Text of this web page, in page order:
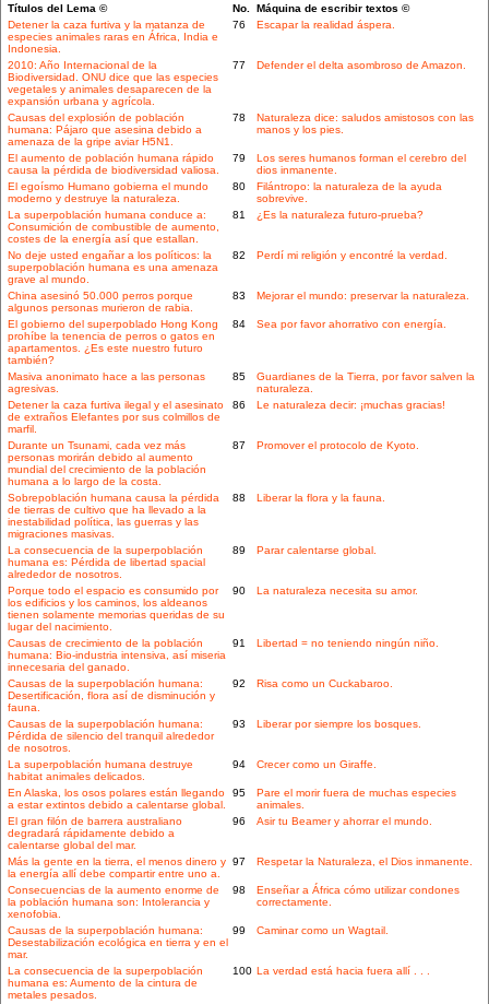
Títulos del Lema ©
No. Máquina de escribir textos ©
Detener la caza furtiva y la matanza de
especies animales raras en África, India e
Indonesia.
76 Escapar la realidad áspera.
2010: Año Internacional de la
Biodiversidad. ONU dice que las especies
vegetales y animales desaparecen de la
expansión urbana y agrícola.
77 Defender el delta asombroso de Amazon.
Causas del explosión de población
humana: Pájaro que asesina debido a
amenaza de la gripe aviar H5N1.
78
Naturaleza dice: saludos amistosos con las
manos y los pies.
El aumento de población humana rápido
causa la pérdida de biodiversidad valiosa.
79
Los seres humanos forman el cerebro del
dios inmanente.
El egoísmo Humano gobierna el mundo
moderno y destruye la naturaleza.
80
Filántropo: la naturaleza de la ayuda
sobrevive.
La superpoblación humana conduce a:
Consumición de combustible de aumento,
costes de la energía así que estallan.
81 ¿Es la naturaleza futuro-prueba?
No deje usted engañar a los políticos: la
superpoblación humana es una amenaza
grave al mundo.
82 Perdí mi religión y encontré la verdad.
China asesinó 50.000 perros porque
algunos personas murieron de rabia.
83 Mejorar el mundo: preservar la naturaleza.
El gobierno del superpoblado Hong Kong
prohíbe la tenencia de perros o gatos en
apartamentos. ¿Es este nuestro futuro
también?
84 Sea por favor ahorrativo con energía.
Masiva anonimato hace a las personas
agresivas.
85
Guardianes de la Tierra, por favor salven la
naturaleza.
Detener la caza furtiva ilegal y el asesinato
de extraños Elefantes por sus colmillos de
marfil.
86 Le naturaleza decir: ¡muchas gracias!
Durante un Tsunami, cada vez más
personas morirán debido al aumento
mundial del crecimiento de la población
humana a lo largo de la costa.
87 Promover el protocolo de Kyoto.
Sobrepoblación humana causa la pérdida
de tierras de cultivo que ha llevado a la
inestabilidad política, las guerras y las
migraciones masivas.
88 Liberar la flora y la fauna.
La consecuencia de la superpoblación
humana es: Pérdida de libertad spacial
alrededor de nosotros.
89 Parar calentarse global.
Porque todo el espacio es consumido por
los edificios y los caminos, los aldeanos
tienen solamente memorias queridas de su
lugar del nacimiento.
90 La naturaleza necesita su amor.
Causas de crecimiento de la población
humana: Bio-industria intensiva, así miseria
innecesaria del ganado.
91 Libertad = no teniendo ningún niño.
Causas de la superpoblación humana:
Desertificación, flora así de disminución y
fauna.
92 Risa como un Cuckabaroo.
Causas de la superpoblación humana:
Pérdida de silencio del tranquil alrededor
de nosotros.
93 Liberar por siempre los bosques.
La superpoblación humana destruye
habitat animales delicados.
94 Crecer como un Giraffe.
En Alaska, los osos polares están llegando
a estar extintos debido a calentarse global.
95
Pare el morir fuera de muchas especies
animales.
El gran filón de barrera australiano
degradará rápidamente debido a
calentarse global del mar.
96 Asir tu Beamer y ahorrar el mundo.
Más la gente en la tierra, el menos dinero y
la energía allí debe compartir entre uno a.
97 Respetar la Naturaleza, el Dios inmanente.
Consecuencias de la aumento enorme de
la población humana son: Intolerancia y
xenofobia.
98
Enseñar a África cómo utilizar condones
correctamente.
Causas de la superpoblación humana:
Desestabilización ecológica en tierra y en el
mar.
99 Caminar como un Wagtail.
La consecuencia de la superpoblación
humana es: Aumento de la cintura de
metales pesados.
100 La verdad está hacia fuera allí . . .